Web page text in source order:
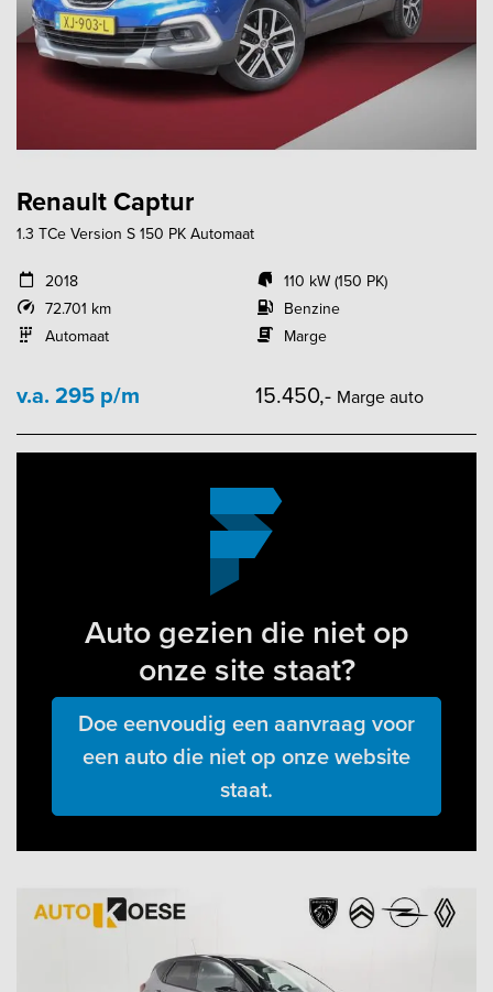
Renault Captur
1.3 TCe Version S 150 PK Automaat
2018
72.701 km
Automaat
110 kW (150 PK)
Benzine
Marge
v.a. 295 p/m 15.450,- Marge auto
Auto gezien die niet op
onze site staat?
Doe eenvoudig een aanvraag voor
een auto die niet op onze website
staat.